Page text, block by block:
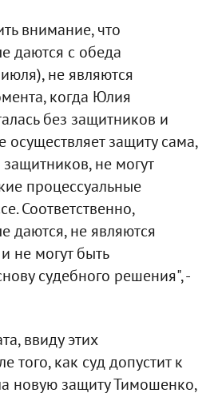
внимание, что
даются с обеда
не являются
когда Юлия
без защитников и
осуществляет защиту сама,
не могут
процессуальные
Соответственно,
даются, не являются
не могут быть
судебного решения", -
ввиду этих
того, как суд допустит к
новую защиту Тимошенко,